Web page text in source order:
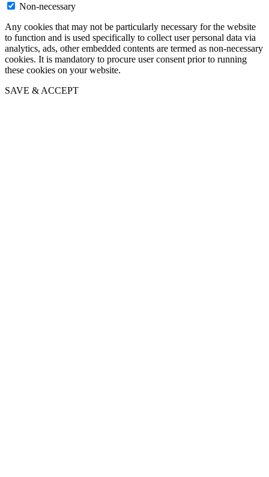
Non-necessary
Any cookies that may not be particularly necessary for the website
to function and is used specifically to collect user personal data via
analytics, ads, other embedded contents are termed as non-necessary
cookies. It is mandatory to procure user consent prior to running
these cookies on your website.
SAVE & ACCEPT